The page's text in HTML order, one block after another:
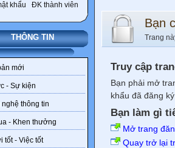
khẩu ĐK thành viên
THÔNG TIN
mới
- Sự kiện
thông tin
- Khen thưởng
tốt - Việc tốt
Bạn
Trang
Truy cập
Bạn phải mở
khẩu đã đăng
Bạn làm gì
Mở trang
Quay trở lại